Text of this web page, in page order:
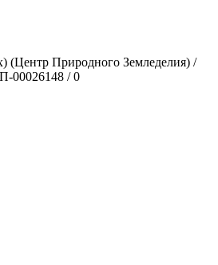
(Центр Природного Земледелия) /
00026148 / 0